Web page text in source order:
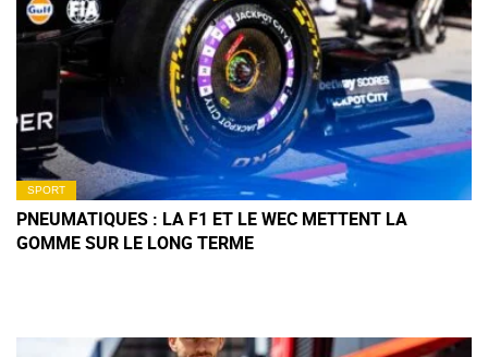
SPORT
PNEUMATIQUES : LA F1 ET LE WEC METTENT LA
GOMME SUR LE LONG TERME